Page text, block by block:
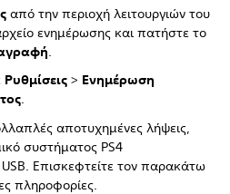
από την περιοχή λειτουργιών του
ενημέρωσης και πατήστε το
Ρυθμίσεις > Ενημέρωση
.
αποτυχημένες λήψεις,
συστήματος PS4
Επισκεφτείτε τον παρακάτω
πληροφορίες.